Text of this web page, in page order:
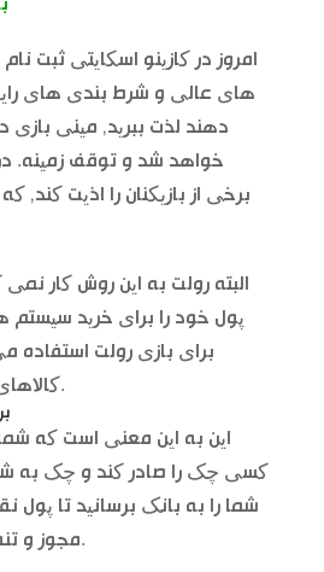
امروز در کازینو اسکایتی ثبت
های عالی و شرط بندی های
دهند لذت ببرید, مینی بازی
خواهد شد و توقف زمینه.
برخی از بازیکنان را اذیت کند,
البته رولت به این روش کار
پول خود را برای خرید
برای بازی رولت استفاده
کالاهای اساسی مانند رولت.
این به این معنی است که شما
کسی چک را صادر کند و چک به
شما را به بانک برسانید تا پول
مجوز و تنظیم شده توسط مگا.